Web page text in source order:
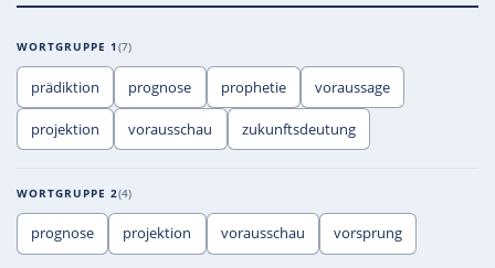
WORTGRUPPE 1 7
prädiktion prognose prophetie voraussage
projektion vorausschau zukunftsdeutung
WORTGRUPPE 2 4
prognose projektion vorausschau vorsprung